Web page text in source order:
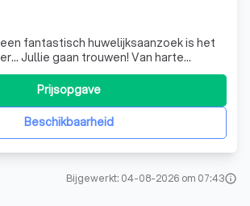
fantastisch huwelijksaanzoek is het
Jullie gaan trouwen! Van harte
voorgenomen huwelijk. Na het
trouwen dient er veel geregeld te
de muzikale omlijsting om jullie
s
Beschikbaarheid
Prijsopgave
Bijgewerkt: 04-08-2026 om 07:43info